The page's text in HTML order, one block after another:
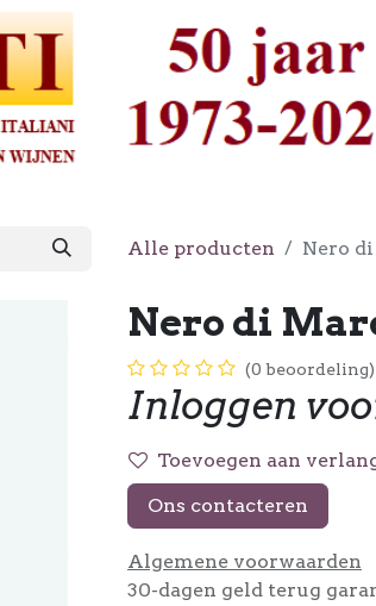
Alle producten Nero
Nero di
(0 beoordeling)
Inloggen
Toevoegen aan
Ons contacteren
Algemene voorwaarden
30-dagen geld terug